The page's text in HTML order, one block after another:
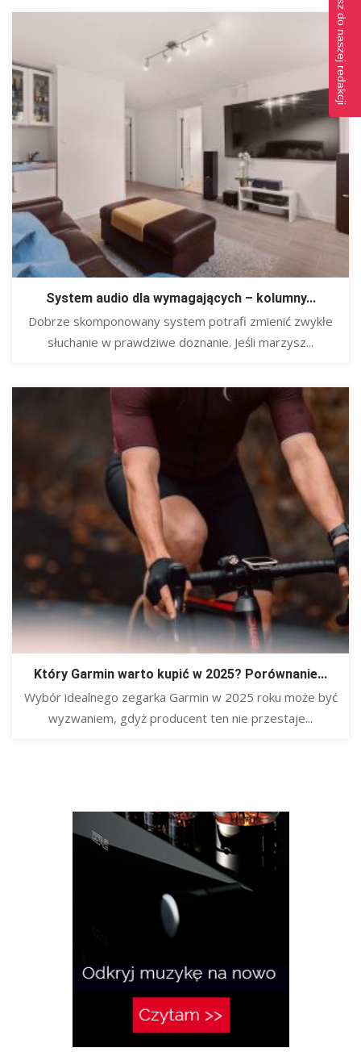
System audio dla wymagających – kolumny...
Dobrze skomponowany system potrafi zmienić zwykłe
słuchanie w prawdziwe doznanie. Jeśli marzysz...
Który Garmin warto kupić w 2025? Porównanie...
Wybór idealnego zegarka Garmin w 2025 roku może być
wyzwaniem, gdyż producent ten nie przestaje...
Napisz do naszej redakcji